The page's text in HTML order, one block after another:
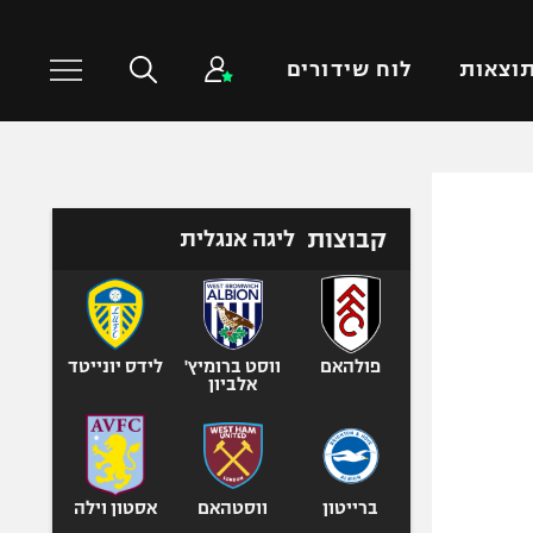
תוצאות לוח שידורים
טניס
כדוריד
כדורעף
שחייה
ג'ודו
אגרוף
ספורט אולימפי
קבוצות ליגה אנגלית
פולהאם
ווסט ברומיץ'
אלביון
לידס יונייטד
ברייטון ווסטהאם אסטון וילה